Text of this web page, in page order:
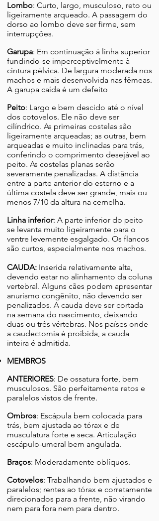
Lombo: Curto, largo, musculoso, reto ou
ligeiramente arqueado. A passagem do
dorso ao lombo deve ser firme, sem
interrupções.
Garupa: Em continuação à linha superior
fundindo-se imperceptivelmente à
cintura pélvica. De largura moderada nos
machos e mais desenvolvida nas fêmeas.
A garupa caída é um defeito
Peito: Largo e bem descido até o nível
dos cotovelos. Ele não deve ser
cilíndrico. As primeiras costelas são
ligeiramente arqueadas; as outras, bem
arqueadas e muito inclinadas para trás,
conferindo o comprimento desejável ao
peito. As costelas planas serão
severamente penalizadas. A distância
entre a parte anterior do esterno e a
última costela deve ser grande, mais ou
menos 7/10 da altura na cernelha.
Linha inferior: A parte inferior do peito
se levanta muito ligeiramente para o
ventre levemente esgalgado. Os flancos
são curtos, especialmente nos machos.
CAUDA: Inserida relativamente alta,
devendo estar no alinhamento da coluna
vertebral. Alguns cães podem apresentar
anurismo congênito, não devendo ser
penalizados. A cauda deve ser cortada
na semana do nascimento, deixando
duas ou três vértebras. Nos países onde
a caudectomia é proibida, a cauda
inteira é admitida.
MEMBROS
ANTERIORES: De ossatura forte, bem
musculosos. São perfeitamente retos e
paralelos vistos de frente.
Ombros: Escápula bem colocada para
trás, bem ajustada ao tórax e de
musculatura forte e seca. Articulação
escápulo-umeral bem angulada.
Braços: Moderadamente oblíquos.
Cotovelos: Trabalhando bem ajustados e
paralelos; rentes ao tórax e corretamente
direcionados para a frente, não virando
nem para fora nem para dentro.